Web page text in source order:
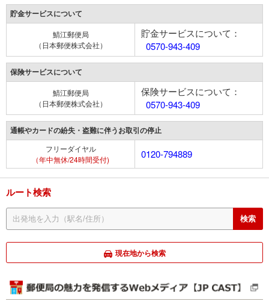
貯金サービスについて
鯖江郵便局
（日本郵便株式会社）
貯金サービスについて：
0570-943-409
保険サービスについて
鯖江郵便局
（日本郵便株式会社）
保険サービスについて：
0570-943-409
通帳やカードの紛失・盗難に伴うお取引の停止
フリーダイヤル
（年中無休/24時間受付)
0120-794889
ルート検索
現在地から検索